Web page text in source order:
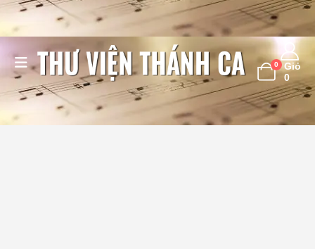
0
Giỏ
0